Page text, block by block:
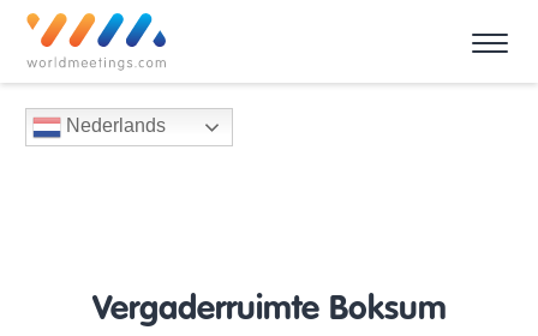
Nederlands
Vergaderruimte Boksum